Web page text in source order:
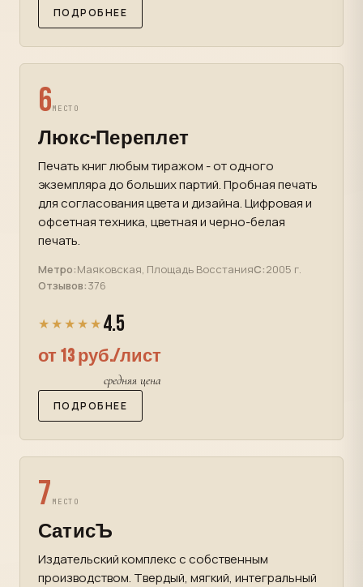
ПОДРОБНЕЕ
6МЕСТО
Люкс-Переплет
Печать книг любым тиражом - от одного
экземпляра до больших партий. Пробная печать
для согласования цвета и дизайна. Цифровая и
офсетная техника, цветная и черно-белая
печать.
Метро:Маяковская, Площадь ВосстанияС:2005 г.
Отзывов:376
★★★★★ 4.5
от 13 руб./лист
средняя цена
ПОДРОБНЕЕ
7 МЕСТО
СатисЪ
Издательский комплекс с собственным
производством. Твердый, мягкий, интегральный